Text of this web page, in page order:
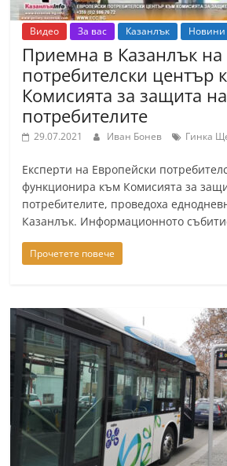
Видео За вас Казанлък Новини
Приемна в Казанлък на
потребителски център
Комисията за защита на
потребителите
29.07.2021 Иван Бонев Гинка
Експерти на Европейски
функционира към Комисията за
потребителите, проведоха
Казанлък. Информационното
Прочетете повече